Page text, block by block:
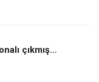
çıkmış…